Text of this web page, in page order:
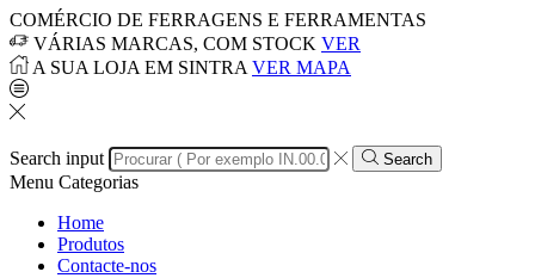
COMÉRCIO DE FERRAGENS E FERRAMENTAS
VÁRIAS MARCAS, COM STOCK VER
A SUA LOJA EM SINTRA VER MAPA
Search input Search
Menu Categorias
Home
Produtos
Contacte-nos